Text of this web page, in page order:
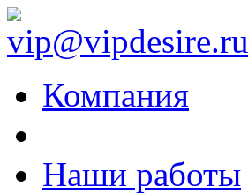
vip@vipdesire.ru
Компания
Наши работы